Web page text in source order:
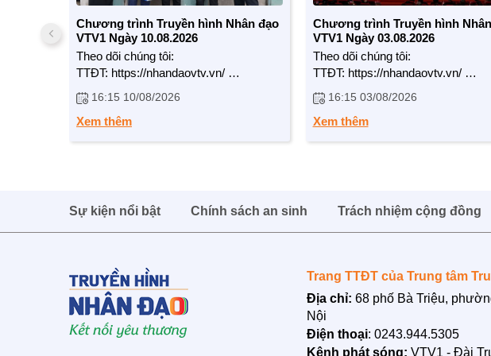
Chương trình Truyền hình Nhân đạo
VTV1 Ngày 10.08.2026
Theo dõi chúng tôi:
TTĐT: https://nhandaovtv.vn/
https://zalo.me/1765109299729193408
Facebook:
https://www.facebook.com/nhandaovtv.v...
Lotus:
Trân trọng cảm ơn !
16:15 10/08/2026
Xem thêm
Chương trình Truyền hình
VTV1 Ngày 03.08.2026
Theo dõi chúng tôi:
TTĐT: https://nhandaovtv.vn/
https://zalo.me/
Facebook:
https://www.facebook.com/
Lotus:
Trân trọng cảm ơn !
16:15 03/08/2026
Xem thêm
Sự kiện nổi bật Chính sách an sinh Trách nhiệm cộng đồng
Trang TTĐT của Trung tâm
Địa chỉ: 68 phố Bà Triệu,
Nội
Điện thoại: 0243.944.5305
Kênh phát sóng: VTV1 - Đài